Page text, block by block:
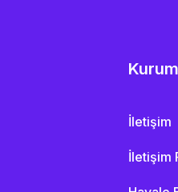
İletişim
İletişim